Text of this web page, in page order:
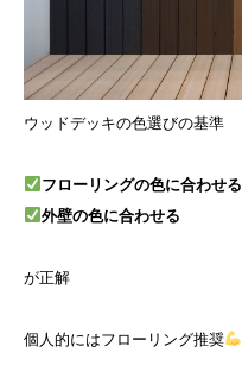
ウッドデッキの色選びの基準
フローリングの色に合わせる
外壁の色に合わせる
が正解
個人的にはフローリング推奨